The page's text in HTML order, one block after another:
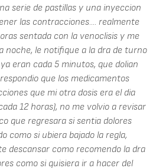
serie de pastillas y una inyeccion
las contracciones.... realmente
sentada con la venoclisis y me
noche, le notifique a la dra de turno
eran cada 5 minutos, que dolian
que los medicamentos
que mi otra dosis era el dia
12 horas), no me volvio a revisar
que regresara si sentia dolores
como si ubiera bajado la regla,
descansar como recomendo la dra
como si quisiera ir a hacer del